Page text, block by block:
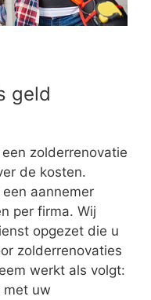
geld
zolderrenovatie
de kosten.
aannemer
per firma. Wij
opgezet die u
zolderrenovaties
werkt als volgt:
met uw